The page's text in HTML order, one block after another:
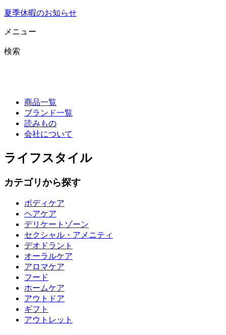
夏季休暇のお知らせ
メニュー
検索
商品一覧
ブランド一覧
読みもの
会社について
ライフスタイル
カテゴリから探す
ボディケア
ヘアケア
デリケートゾーン
セクシャル・アメニティ
デオドラント
オーラルケア
アロマケア
フード
ホームケア
アウトドア
ギフト
アウトレット